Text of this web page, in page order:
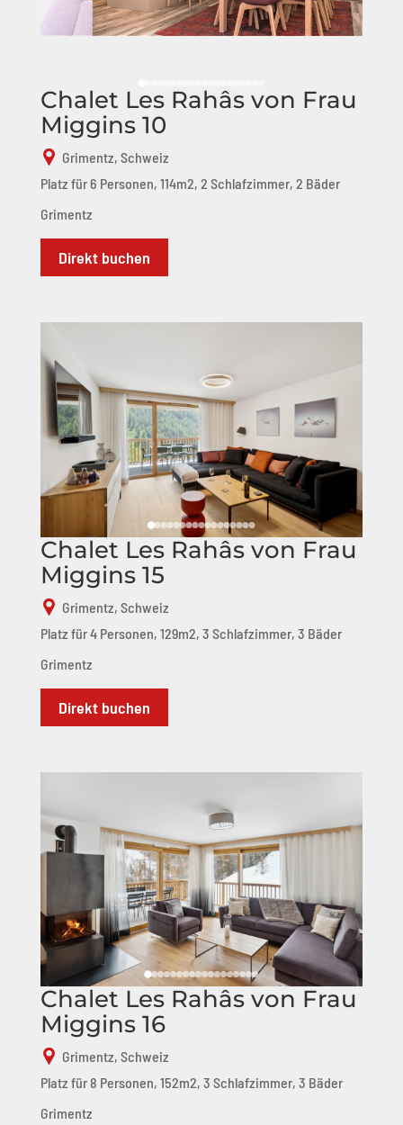
Chalet Les Rahâs von Frau
Miggins 10
Grimentz, Schweiz
Platz für 6 Personen, 114m2, 2 Schlafzimmer, 2 Bäder
Grimentz
Direkt buchen
Chalet Les Rahâs von Frau
Miggins 15
Grimentz, Schweiz
Platz für 4 Personen, 129m2, 3 Schlafzimmer, 3 Bäder
Grimentz
Direkt buchen
Chalet Les Rahâs von Frau
Miggins 16
Grimentz, Schweiz
Platz für 8 Personen, 152m2, 3 Schlafzimmer, 3 Bäder
Grimentz